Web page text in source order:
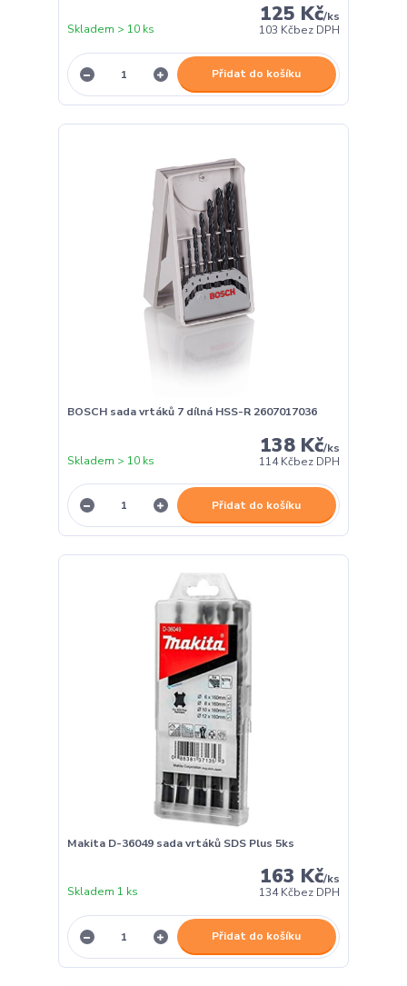
125 Kč/ks
103 Kčbez DPH
Skladem > 10 ks
Přidat do košíku
BOSCH sada vrtáků 7 dílná HSS-R 2607017036
138 Kč/ks
114 Kčbez DPH
Skladem > 10 ks
Přidat do košíku
Makita D-36049 sada vrtáků SDS Plus 5ks
163 Kč/ks
134 Kčbez DPH
Skladem 1 ks
Přidat do košíku